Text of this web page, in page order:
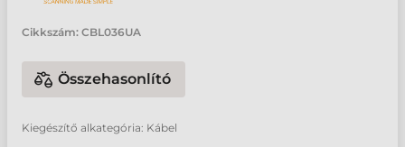
Cikkszám: CBL036UA
Összehasonlító
Kiegészítő alkategória: Kábel